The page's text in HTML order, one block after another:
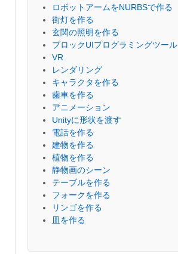
ロボットアームをNURBSで作る
街灯を作る
玄関の照明を作る
ブロックUIプログラミングツール
VR
レンダリング
キャラクタを作る
歯車を作る
アニメーション
Unityに形状を渡す
電話を作る
建物を作る
植物を作る
静物画のシーン
テーブルを作る
フォークを作る
リンゴを作る
皿を作る